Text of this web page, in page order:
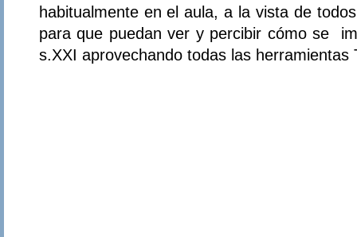
habitualmente en el aula, a la vista de
para que puedan ver y percibir cómo se
s.XXI aprovechando todas las herramientas